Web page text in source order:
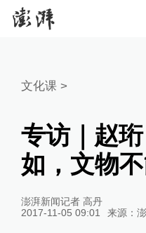
文化课>
专访｜赵
如，文物
澎湃新闻记者 高丹
2017-11-05 09:01
来源：